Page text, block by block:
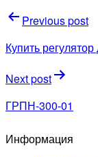
Навигация
по
записям
Previous post
Купить
Next post
ГРПН-300-01
Информация